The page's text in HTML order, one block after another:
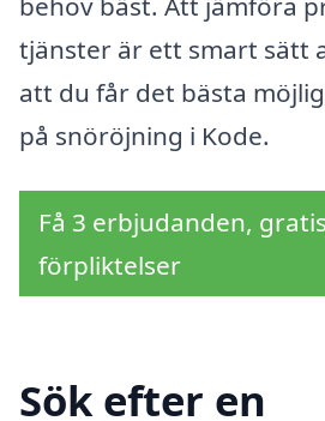
tjänster är ett smart sätt
att du får det bästa
på snöröjning i Kode.
Få 3 erbjudanden,
förpliktelser
Sök efter en